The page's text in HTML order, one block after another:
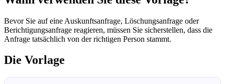
Bevor Sie auf eine Auskunftsanfrage, Löschungsanfrage oder
Berichtigungsanfrage reagieren, müssen Sie sicherstellen, dass die
Anfrage tatsächlich von der richtigen Person stammt.
Die Vorlage